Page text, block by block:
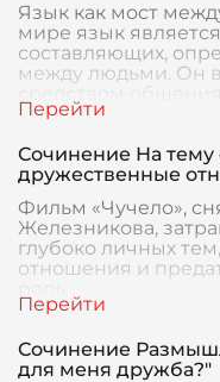
Язык как мост
мире язык
составляющих,
между людьми. Он
средством общения,
Сочинение На тему
дружественные
Фильм «Чучело»,
Железникова,
глубоко личных
отношения и
Сочинение
для меня дружба?"